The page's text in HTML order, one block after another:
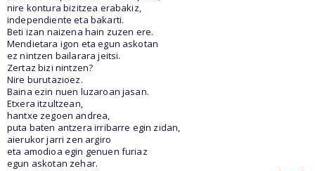
nire kontura bizitzea erabakiz,
independiente eta bakarti.
Beti izan naizena hain zuzen ere.
Mendietara igon eta egun askotan
ez nintzen bailarara jeitsi.
Zertaz bizi nintzen?
Nire burutazioez.
Baina ezin nuen luzaroan jasan.
Etxera itzultzean,
hantxe zegoen andrea,
puta baten antzera irribarre egin zidan,
aierukor jarri zen argiro
eta amodioa egin genuen furiaz
egun askotan zehar.